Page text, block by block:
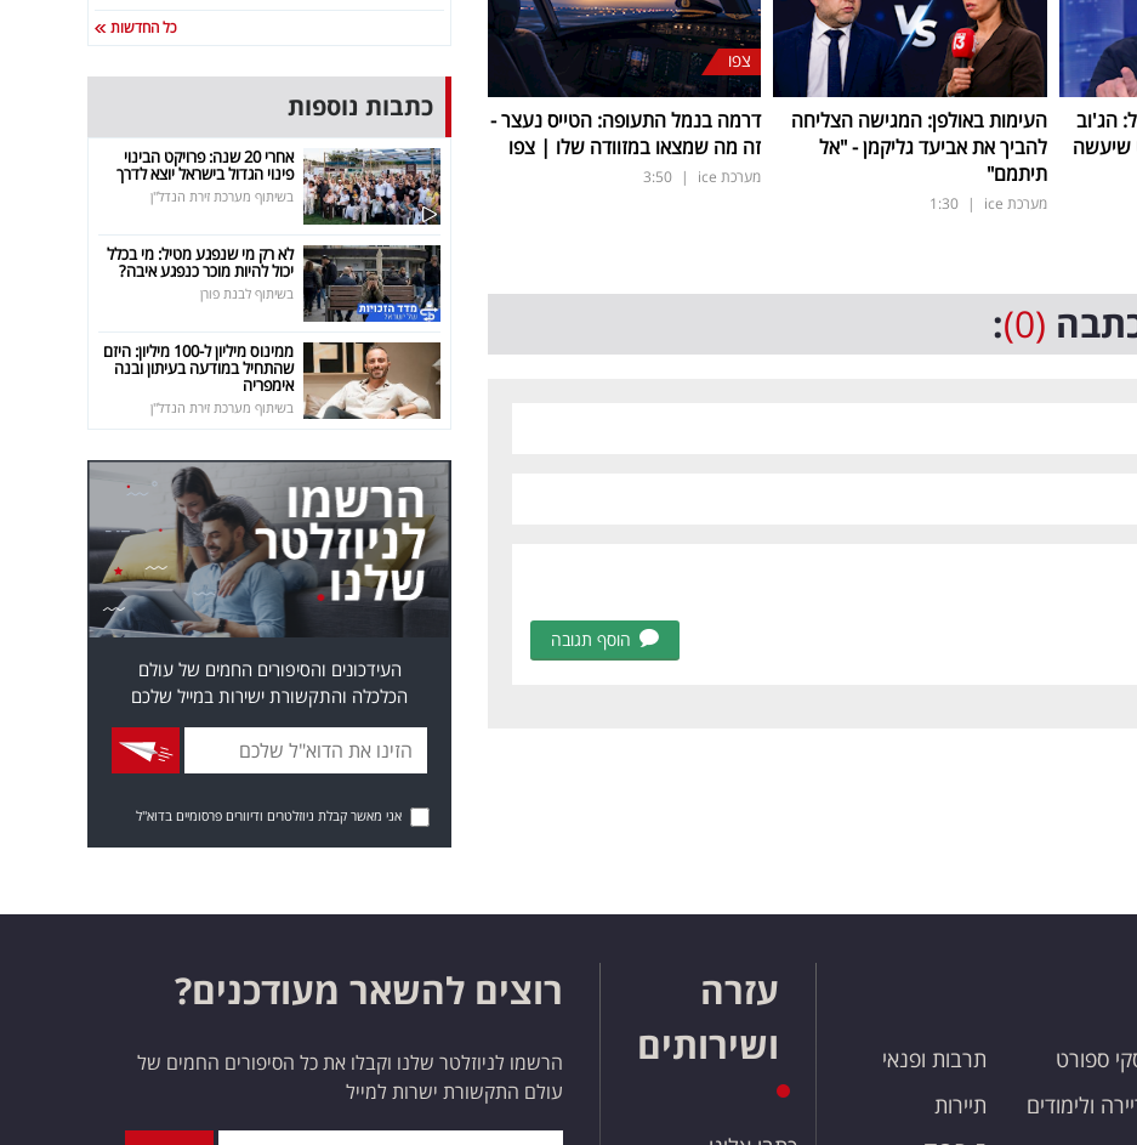
הג'וב
שיעשה
העימות באולפן: המגישה הצליחה
להביך את אביעד גליקמן - "אל
תיתמם"
מערכת ice |
1:30
צפו
דרמה בנמל התעופה: הטייס נעצר -
זה מה שמצאו במזוודה שלו | צפו
מערכת ice |
3:50
(0)
:
הוסף תגובה
כל החדשות
כתבות נוספות
אחרי 20 שנה: פרויקט הבינוי
פינוי הגדול בישראל יוצא לדרך
בשיתוף מערכת זירת הנדל"ן
לא רק מי שנפגע מטיל: מי בכלל
יכול להיות מוכר כנפגע איבה?
בשיתוף לבנת פורן
ממינוס מיליון ל-100 מיליון: היזם
שהתחיל במודעה בעיתון ובנה
אימפריה
בשיתוף מערכת זירת הנדל"ן
העידכונים והסיפורים החמים של עולם
הכלכלה והתקשורת ישירות במייל שלכם
אני מאשר קבלת ניוזלטרים ודיוורים פרסומיים בדוא"ל
ספורט
ולימודים
תרבות ופנאי
תיירות
עזרה
ושירותים
רוצים להשאר מעודכנים?
הרשמו לניוזלטר שלנו וקבלו את כל הסיפורים החמים של
עולם התקשורת ישרות למייל